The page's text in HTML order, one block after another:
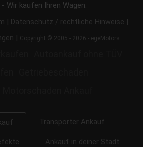
- Wir kaufen Ihren Wagen.
| Datenschutz / rechtliche Hinweise |
| Copyright © 2005 - 2026 - egeMotors
Transporter Ankauf
Ankauf in deiner Stadt